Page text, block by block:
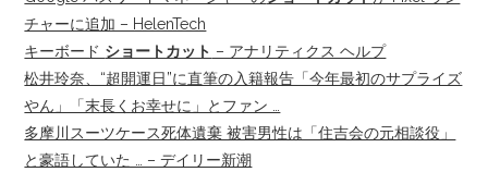
チャーに追加 – HelenTech
キーボード ショートカット – アナリティクス ヘルプ
松井玲奈、“超開運日”に直筆の入籍報告「今年最初のサプライズ
やん」「末長くお幸せに」とファン …
多摩川スーツケース死体遺棄 被害男性は「住吉会の元相談役」
と豪語していた … – デイリー新潮